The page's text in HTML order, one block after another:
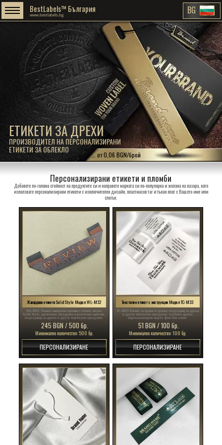
ЕТИКЕТИ ЗА ДРЕХИ
ПРОИЗВОДИТЕЛ НА ПЕРСОНАЛИЗИРАНИ
ЕТИКЕТИ ЗА ОБЛЕКЛО
BestLabels™ България
www.bestlabels.bg BG
... от 0,06 BGN/брой
Персонализирани етикети и пломби
Добавете по-голяма стойност на продуктите си и направете марката си по-популярна и желана на пазара, като
използвате персонализирани етикети с изключителен дизайн, пластмасов таг и тъкан плат с Вашето име или
слогън.
Жакардови етикети Solid Style Модел WL-M32
WL-M32 Тъкана закачалка примка с етикет, модел
Solid Style, дигитално бродрана в различни цветове,
подходяща за дрехи и други текстилни продукти.
245 BGN / 500 бр.
Минимално количество: 500 бр.
ПЕРСОНАЛИЗИРАНЕ
Текстилен етикет с инструкции Модел TC-M33
TC-M33 Етикет за пране и грижа, подходящ за дрехи
и други текстилни продукти, особено дрехи,
персонализиран върху фин бял сатен.
51 BGN / 100 бр.
Минимално количество: 100 бр.
ПЕРСОНАЛИЗИРАНЕ